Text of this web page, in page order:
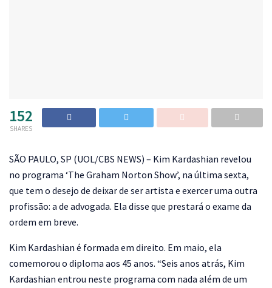
152
SHARES
SÃO PAULO, SP (UOL/CBS NEWS) – Kim Kardashian revelou
no programa ‘The Graham Norton Show’, na última sexta,
que tem o desejo de deixar de ser artista e exercer uma outra
profissão: a de advogada. Ela disse que prestará o exame da
ordem em breve.
Kim Kardashian é formada em direito. Em maio, ela
comemorou o diploma aos 45 anos. “Seis anos atrás, Kim
Kardashian entrou neste programa com nada além de um